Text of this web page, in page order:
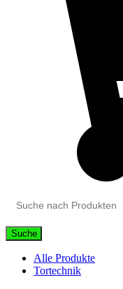
Suche
Alle Produkte
Tortechnik